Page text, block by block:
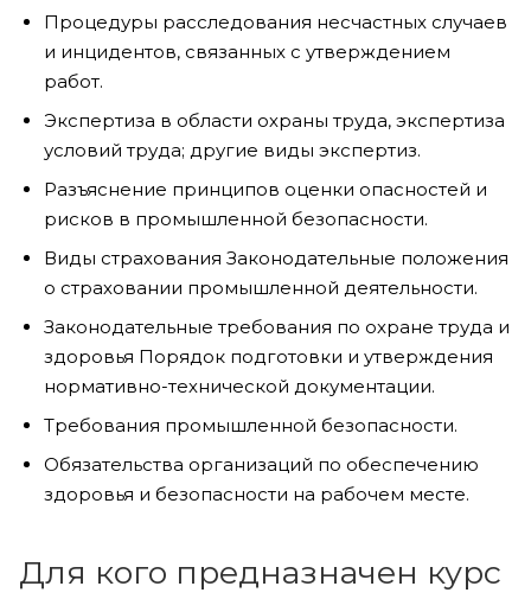
Процедуры расследования несчастных случаев
и инцидентов, связанных с утверждением
работ.
Экспертиза в области охраны труда, экспертиза
условий труда; другие виды экспертиз.
Разъяснение принципов оценки опасностей и
рисков в промышленной безопасности.
Виды страхования Законодательные положения
о страховании промышленной деятельности.
Законодательные требования по охране труда и
здоровья Порядок подготовки и утверждения
нормативно-технической документации.
Требования промышленной безопасности.
Обязательства организаций по обеспечению
здоровья и безопасности на рабочем месте.
Для кого предназначен курс